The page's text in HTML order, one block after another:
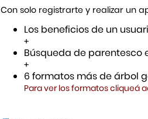
Con solo registrarte y realizar un
Los beneficios de un
+
Búsqueda de parentesco
+
6 formatos más de árbol
Para ver los formatos cliqueá